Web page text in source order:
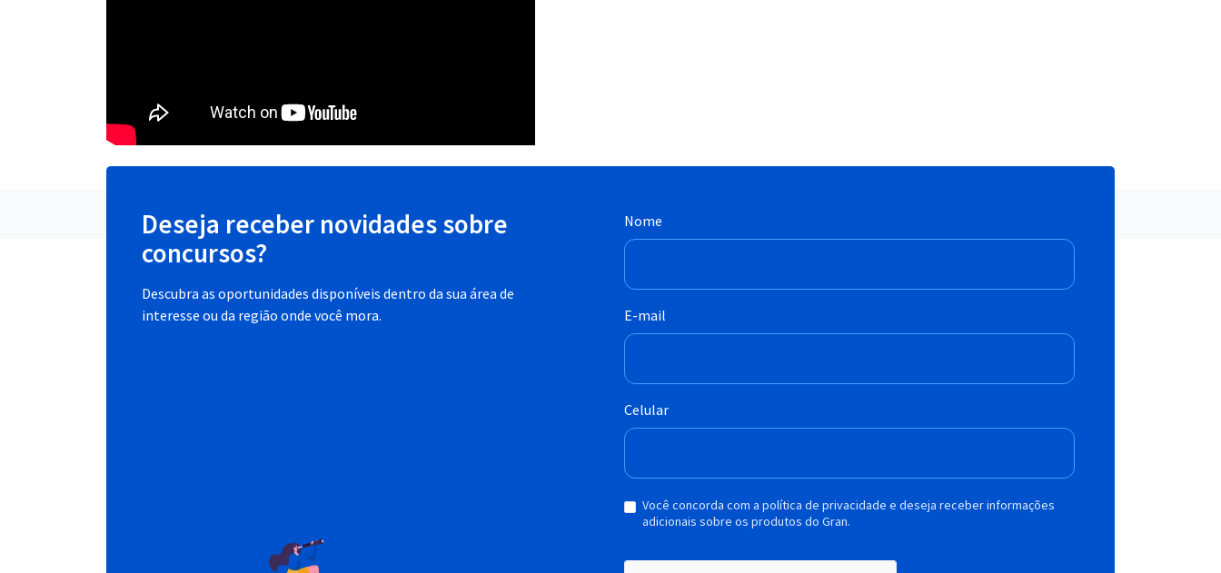
Deseja receber novidades sobre
concursos?
Descubra as oportunidades disponíveis dentro da sua área de
interesse ou da região onde você mora.
Nome
E-mail
Celular
Você concorda com a política de privacidade e deseja receber informações
adicionais sobre os produtos do Gran.